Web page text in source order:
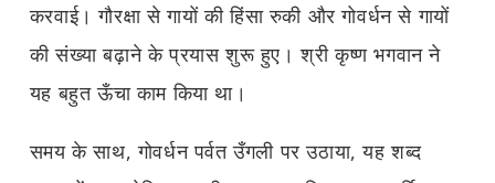
करवाई। गौरक्षा से गायों की हिंसा रुकी और गोवर्धन से गायों
की संख्या बढ़ाने के प्रयास शुरू हुए। श्री कृष्ण भगवान ने
यह बहुत ऊँचा काम किया था।
समय के साथ, गोवर्धन पर्वत उँगली पर उठाया, यह शब्द